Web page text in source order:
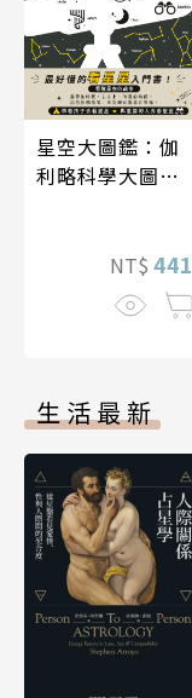
星空大圖鑑：伽
利略科學大圖鑑
NT$ 441
生活最新